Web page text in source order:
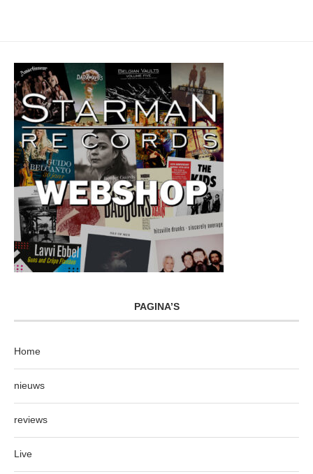
PAGINA’S
Home
nieuws
reviews
Live